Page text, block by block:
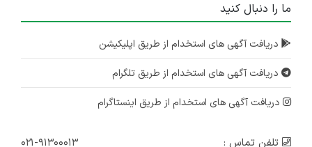
ما را دنبال کنید
دریافت آگهی های استخدام از طریق اپلیکیشن
دریافت آگهی های استخدام از طریق تلگرام
دریافت آگهی های استخدام از طریق اینستاگرام
تلفن تماس : ۰۲۱-۹۱۳۰۰۰۱۳